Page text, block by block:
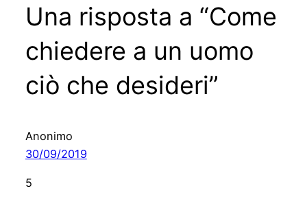
Una risposta a “Come
chiedere a un uomo
ciò che desideri”
Anonimo
30/09/2019
5